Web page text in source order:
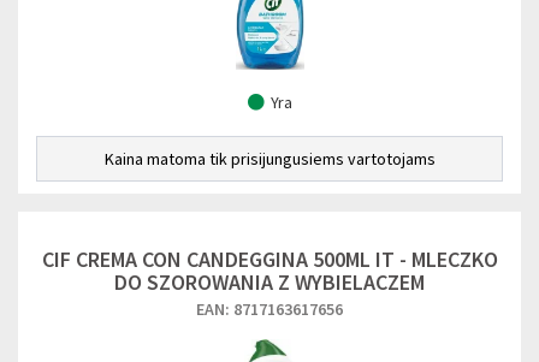
Yra
Kaina matoma tik prisijungusiems vartotojams
CIF CREMA CON CANDEGGINA 500ML IT - MLECZKO
DO SZOROWANIA Z WYBIELACZEM
EAN: 8717163617656